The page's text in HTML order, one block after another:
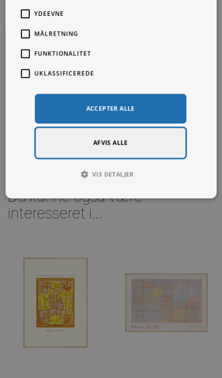
Du kunne også være
interesseret i...
YDEEVNE
MÅLRETNING
FUNKTIONALITET
UKLASSIFICEREDE
ACCEPTER ALLE
AFVIS ALLE
VIS DETALJER